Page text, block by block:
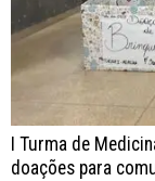
I Turma de
doações para